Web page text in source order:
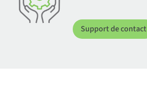
Support de contact